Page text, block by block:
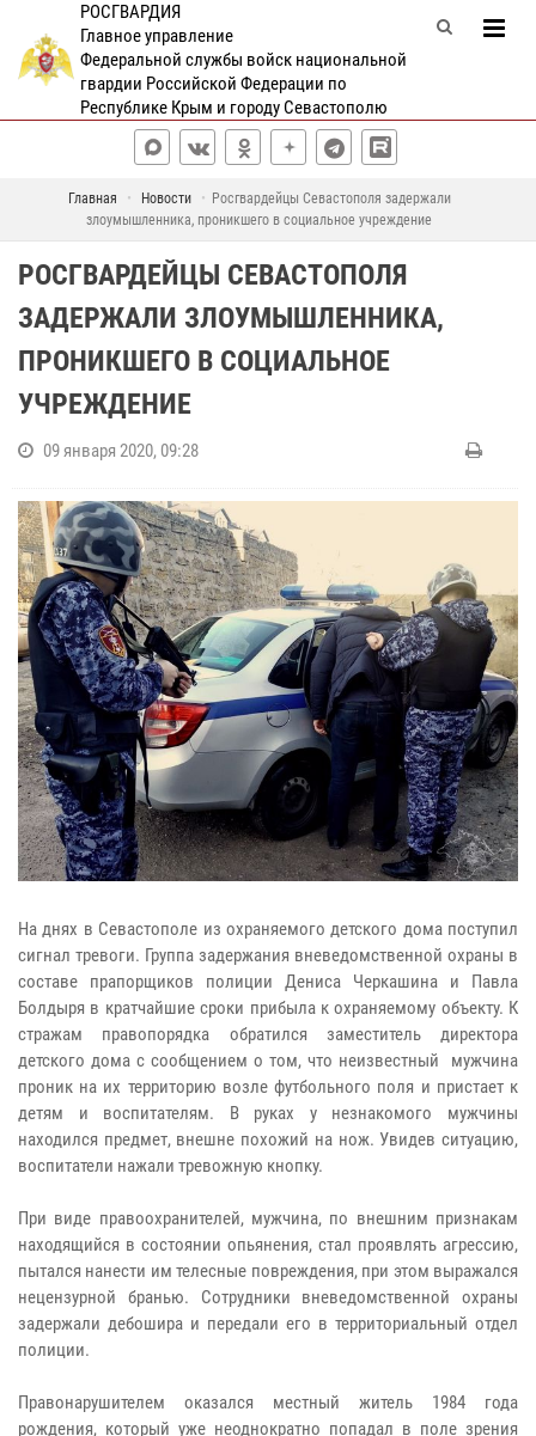
РОСГВАРДИЯ
Главное управление
Федеральной службы войск национальной
гвардии Российской Федерации по
Республике Крым и городу Севастополю
Главная Новости
Росгвардейцы Севастополя задержали
злоумышленника, проникшего в социальное учреждение
РОСГВАРДЕЙЦЫ СЕВАСТОПОЛЯ
ЗАДЕРЖАЛИ ЗЛОУМЫШЛЕННИКА,
ПРОНИКШЕГО В СОЦИАЛЬНОЕ
УЧРЕЖДЕНИЕ
09 января 2020, 09:28
На днях в Севастополе из охраняемого детского дома поступил
сигнал тревоги. Группа задержания вневедомственной охраны в
составе прапорщиков полиции Дениса Черкашина и Павла
Болдыря в кратчайшие сроки прибыла к охраняемому объекту. К
стражам правопорядка обратился заместитель директора
детского дома с сообщением о том, что неизвестный мужчина
проник на их территорию возле футбольного поля и пристает к
детям и воспитателям. В руках у незнакомого мужчины
находился предмет, внешне похожий на нож. Увидев ситуацию,
воспитатели нажали тревожную кнопку.
При виде правоохранителей, мужчина, по внешним признакам
находящийся в состоянии опьянения, стал проявлять агрессию,
пытался нанести им телесные повреждения, при этом выражался
нецензурной бранью. Сотрудники вневедомственной охраны
задержали дебошира и передали его в территориальный отдел
полиции.
Правонарушителем оказался местный житель 1984 года
рождения, который уже неоднократно попадал в поле зрения